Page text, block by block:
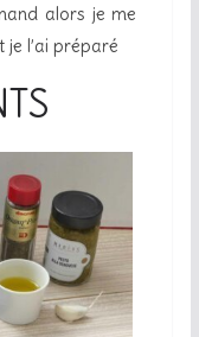
alors je me
je l’ai préparé